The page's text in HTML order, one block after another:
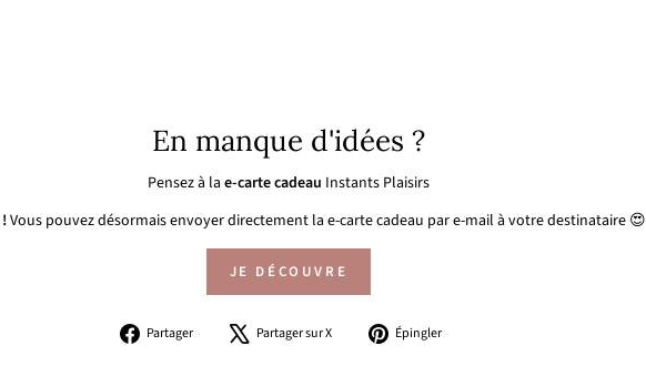
En manque d'idées ?
Pensez à la e-carte cadeau Instants Plaisirs
Vous pouvez désormais envoyer directement la e-carte cadeau par e-mail à votre destinataire 😍
JE DÉCOUVRE
Partager
PartagerPartager sur X
TweeterÉpingler